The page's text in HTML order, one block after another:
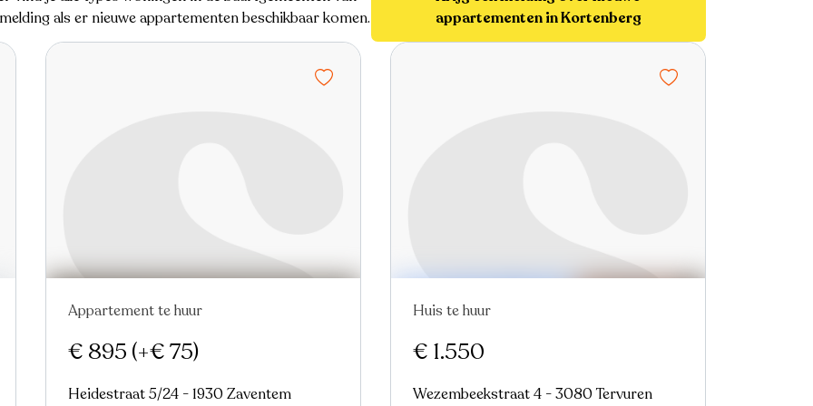
als er nieuwe appartementen beschikbaar komen.
appartementen in Kortenberg
Verhuurd Nieuw
Appartement te huur
€ 895 (+€ 75)
Heidestraat 5/24 - 1930 Zaventem
Nieuw
Huis te huur
€ 1.550
Wezembeekstraat 4 - 3080 Tervuren